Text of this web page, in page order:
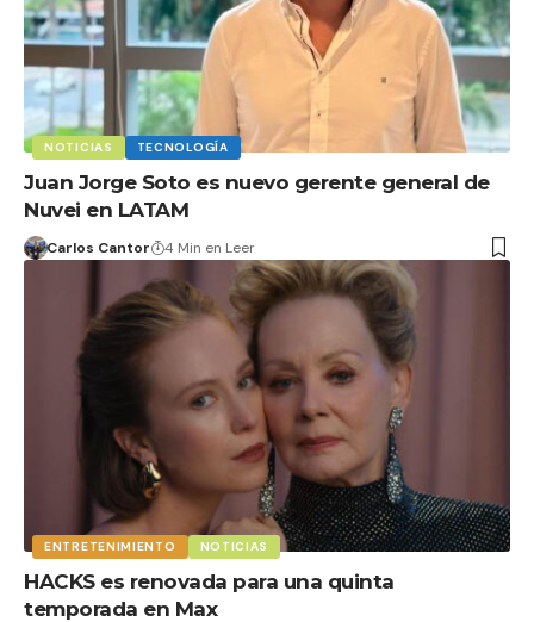
NOTICIAS TECNOLOGÍA
Juan Jorge Soto es nuevo gerente general de
Nuvei en LATAM
Carlos Cantor 4 Min en Leer
ENTRETENIMIENTO NOTICIAS
HACKS es renovada para una quinta
temporada en Max